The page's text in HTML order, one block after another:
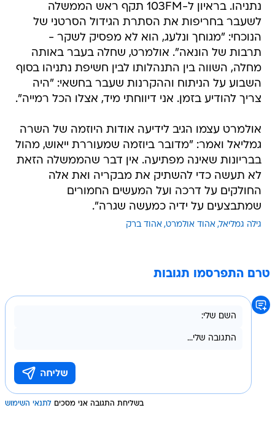
נתניהו. בראיון ל-103FM תקף ראש הממשלה
לשעבר בחריפות את הסתרת הגידול הסרטני של
הנוכחי: "מגוחך ונלעג, הוא לא מפסיק לשקר -
תרבות של הונאה". אולמרט, שחלה בעבר באותה
מחלה, השווה בין התנהלותו לבין חשיפת נתניהו בסוף
השבוע על הניתוח וההקרנות שעבר בחשאי: "היה
צריך להודיע בזמן. אני דיווחתי מיד, אצלו הכל רמייה".
אולמרט עצמו הגיב לידיעה אודות היוזמה של השרה
גמליאל ואמר: "מדובר ביוזמה שמעוררת ייאוש, מהול
בבריונות שאינה מפתיעה. אין דבר שהממשלה הזאת
לא תעשה כדי להשתיק את מבקריה ואת אלה
החולקים על דרכה ועל המעשים החמורים
שמתבצעים על ידיה כמעשה שגרה".
גילה גמליאל אהוד אולמרט אהוד ברק
טרם התפרסמו תגובות
בשליחת התגובה אני מסכים לתנאי השימוש